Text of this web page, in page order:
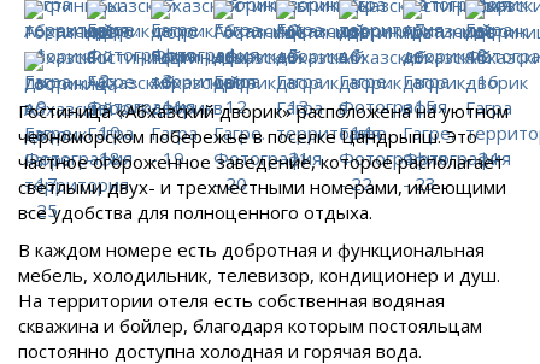
Гостиница «Абхазский дворик» расположена на уютном
черноморском побережье в поселке Цандрыпш. Это
частное огороженное заведение, которое располагает
светлыми двух- и трехместными номерами, имеющими
все удобства для полноценного отдыха.
В каждом номере есть добротная и функциональная
мебель, холодильник, телевизор, кондиционер и душ.
На территории отеля есть собственная водяная
скважина и бойлер, благодаря которым постояльцам
постоянно доступна холодная и горячая вода.